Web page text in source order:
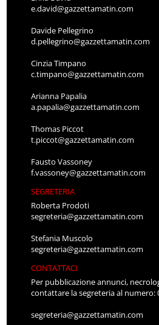
e.david@gazzettamatin.com
Davide Pellegrino
d.pellegrino@gazzettamatin.com
Cinzia Timpano
c.timpano@gazzettamatin.com
Arianna Papalia
a.papalia@gazzettamatin.com
Thomas Piccot
t.piccot@gazzettamatin.com
Fausto Vassoney
f.vassoney@gazzettamatin.com
SEGRETERIA
Roberta Prodoti
segreteria@gazzettamatin.com
Stefania Muscolo
segreteria@gazzettamatin.com
CONTATTACI
Per pubblicazione annunci,
contattare la segreteria al numero:
segreteria@gazzettamatin.com